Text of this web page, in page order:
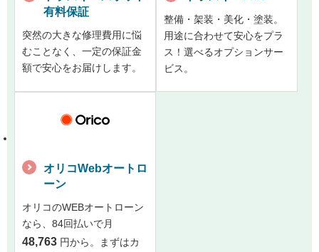
有料保証
突然の大きな修理費用に悩
むことなく、一定の保証金
額で安心をお届けします。
整備・架装・美化・塗装。
用途に合わせて安心をプラ
ス！選べるオプションサー
ビス。
オリコWebオートロ
ーン
オリコのWEBオートローン
なら、84回払いで月
48,763 円から。まずはカ